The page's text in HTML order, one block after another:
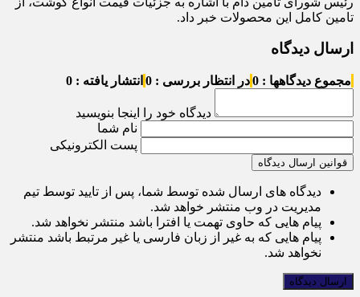
تامین کامل این محصولات خبر داد.
ارسال دیدگاه
مجموع دیدگاهها : 0 در انتظار بررسی : 0 انتشار یافته : 0
دیدگاه خود را اینجا بنویسید
نام شما
پست الکترونیکی
قوانین ارسال دیدگاه
دیدگاه های ارسال شده توسط شما، پس از تایید توسط تیم
مدیریت در وب منتشر خواهد شد.
پیام هایی که حاوی تهمت یا افترا باشد منتشر نخواهد شد.
پیام هایی که به غیر از زبان فارسی یا غیر مرتبط باشد منتشر
نخواهد شد.